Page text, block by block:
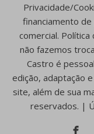
Privacidade/
financiamento
comercial.
não fazemos
Castro é
edição, adaptação
site, além de sua
reservados. |